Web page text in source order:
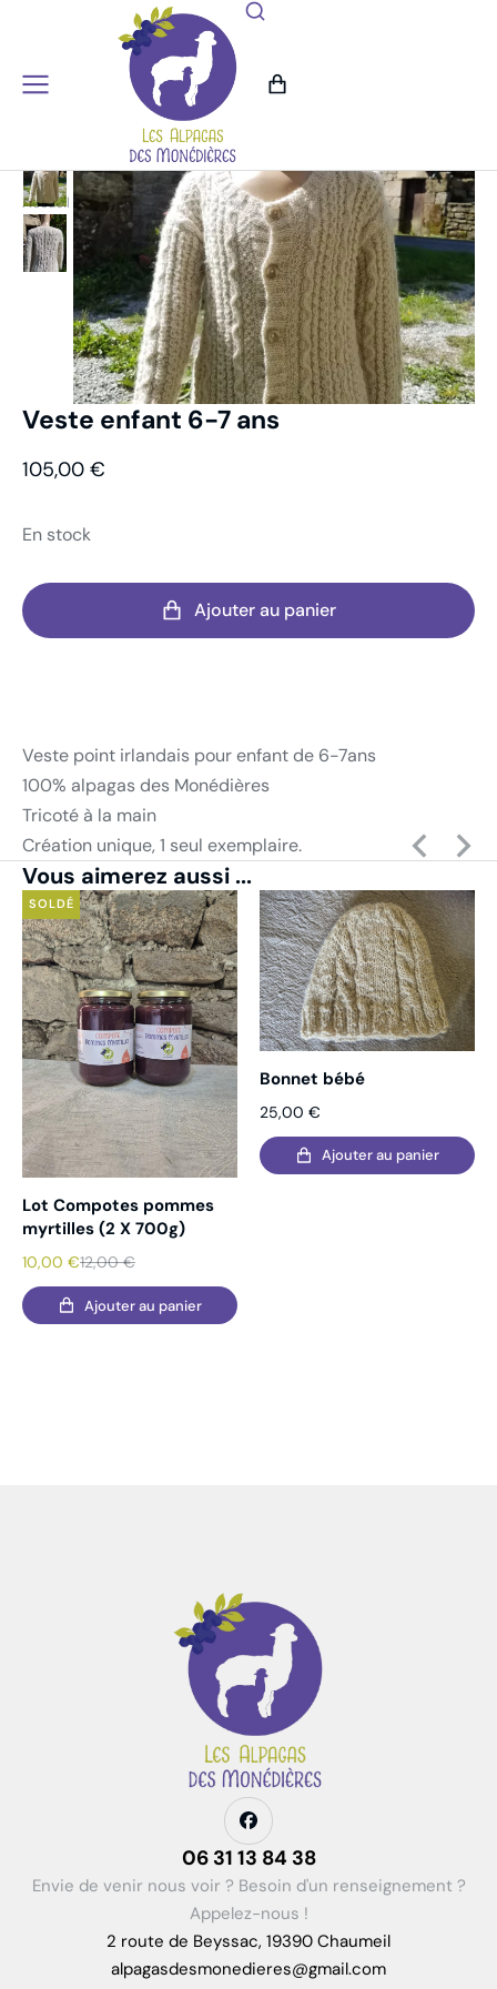
Vous êtes ici :
Accueil Mode-Habillement Veste Veste enfant 6-7 ans
Veste enfant 6-7 ans
105,00 €
En stock
Ajouter au panier
Veste point irlandais pour enfant de 6-7ans
100% alpagas des Monédières
Tricoté à la main
Création unique, 1 seul exemplaire.
Vous aimerez aussi ...
SOLDÉ
Lot Compotes pommes
myrtilles (2 X 700g)
12,00€
10,00 €
Ajouter au panier
Bonnet bébé
25,00 €
Ajouter au panier
06 31 13 84 38
Envie de venir nous voir ? Besoin d'un renseignement ?
Appelez-nous !
2 route de Beyssac, 19390 Chaumeil
alpagasdesmonedieres@gmail.com